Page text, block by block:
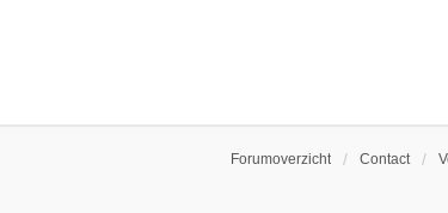
Forumoverzicht Contact